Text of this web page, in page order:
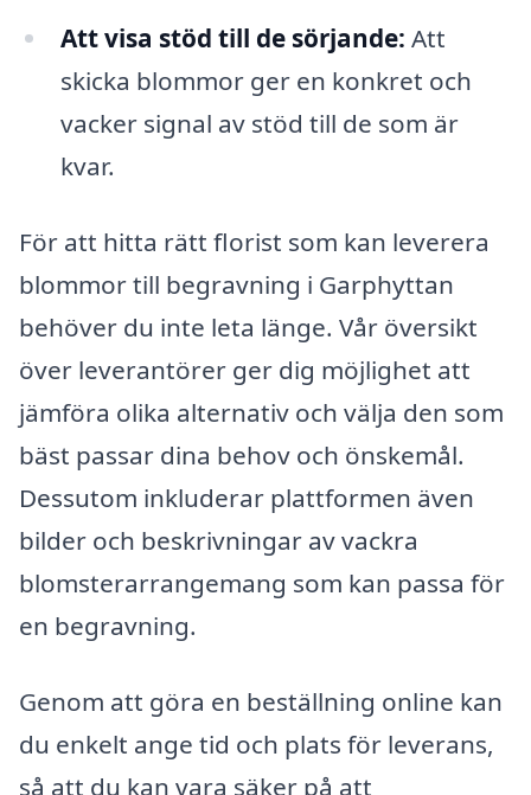
Att visa stöd till de sörjande: Att
skicka blommor ger en konkret och
vacker signal av stöd till de som är
kvar.
För att hitta rätt florist som kan leverera
blommor till begravning i Garphyttan
behöver du inte leta länge. Vår översikt
över leverantörer ger dig möjlighet att
jämföra olika alternativ och välja den som
bäst passar dina behov och önskemål.
Dessutom inkluderar plattformen även
bilder och beskrivningar av vackra
blomsterarrangemang som kan passa för
en begravning.
Genom att göra en beställning online kan
du enkelt ange tid och plats för leverans,
så att du kan vara säker på att